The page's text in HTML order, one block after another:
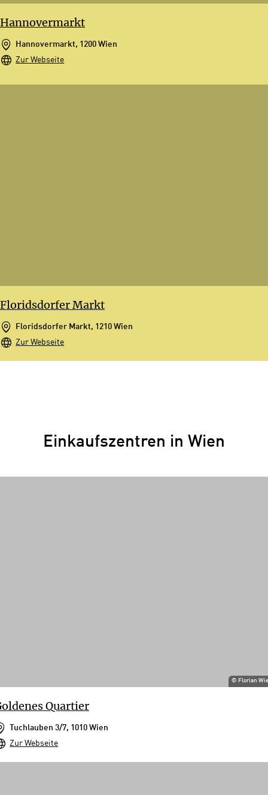
Hannovermarkt
Hannovermarkt, 1200 Wien
Zur Webseite
Floridsdorfer Markt
Floridsdorfer Markt, 1210 Wien
Zur Webseite
Einkaufszentren in Wien
© Florian
Quartier
Tuchlauben 3/7, 1010 Wien
Zur Webseite